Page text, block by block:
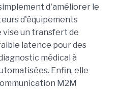
d'améliorer le
d'équipements
vise un transfert de
latence pour des
médical à
Enfin, elle
M2M